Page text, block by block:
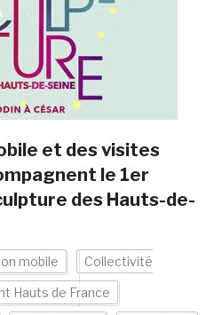
et des visites
le 1er
des Hauts-de-
mobile Collectivité
Hauts de France